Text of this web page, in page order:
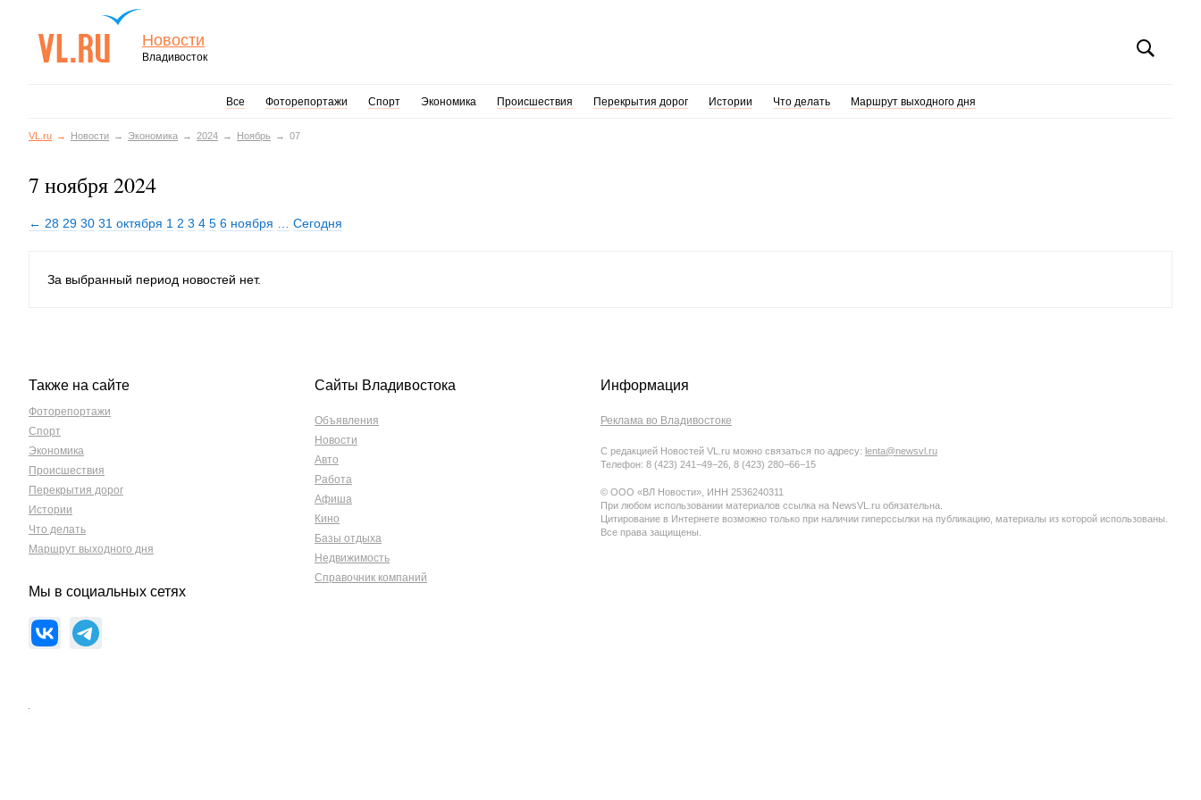
Новости
Владивосток
Все Фоторепортажи Спорт Экономика Происшествия Перекрытия дорог Истории Что делать Маршрут выходного дня
VL.ru Новости Экономика 2024 Ноябрь 07
7 ноября 2024
← 28 29 30 31 октября 1 2 3 4 5 6 ноября Сегодня
За выбранный период новостей нет.
Также на сайте
Фоторепортажи
Спорт
Экономика
Происшествия
Перекрытия дорог
Истории
Что делать
Маршрут выходного дня
Мы в социальных сетях
Сайты Владивостока
Объявления
Новости
Авто
Работа
Афиша
Кино
Базы отдыха
Недвижимость
Справочник компаний
Информация
Реклама во Владивостоке
С редакцией Новостей VL.ru можно связаться по адресу: lenta@newsvl.ru
Телефон: 8 (423) 241−49−26, 8 (423) 280−66−15
© ООО «ВЛ Новости», ИНН 2536240311
При любом использовании материалов ссылка на NewsVL.ru обязательна.
Цитирование в Интернете возможно только при наличии гиперссылки на публикацию, материалы из которой использованы.
Все права защищены.